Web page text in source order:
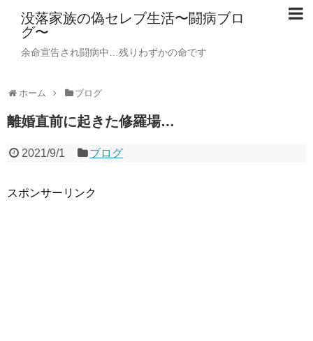
没落家族の偽セレブ生活〜闘病ブロ
グ〜
余命宣告され闘病中…残りわずかの命です
ホーム ブログ
離婚直前に起きた修羅場…
2021/9/1 ブログ
スポンサーリンク